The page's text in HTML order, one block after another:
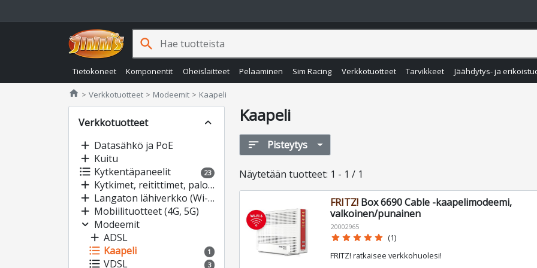
Tietokoneet Komponentit Oheislaitteet Pelaaminen Sim Racing Verkkotuotteet Tarvikkeet Jäähdytys- ja
search
home Jimms.fi
Verkkotuotteet Modeemit Kaapeli
Verkkotuotteet
expand_less
add Datasähkö ja PoE
add Kuitu
format_list_bulleted Kytkentäpaneelit 23
add Kytkimet, reitittimet, palomuurit
add Langaton lähiverkko (Wi-Fi)
add Mobiilituotteet (4G, 5G)
expand_more Modeemit
add ADSL
format_list_bulleted Kaapeli 1
format_list_bulleted VDSL 3
Kaapeli
sort Pisteytys
Näytetään tuotteet: 1 - 1 / 1
FRITZ!Box 6690 Cable -kaapelimodeemi,
valkoinen/punainen
20002965
star star star star star (1)
FRITZ! ratkaisee verkkohuolesi!